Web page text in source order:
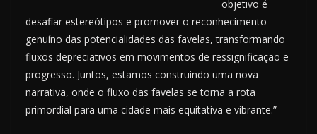
objetivo é
desafiar estereótipos e promover o reconhecimento
genuíno das potencialidades das favelas, transformando
fluxos depreciativos em movimentos de ressignificação e
progresso. Juntos, estamos construindo uma nova
narrativa, onde o fluxo das favelas se torna a rota
primordial para uma cidade mais equitativa e vibrante.”